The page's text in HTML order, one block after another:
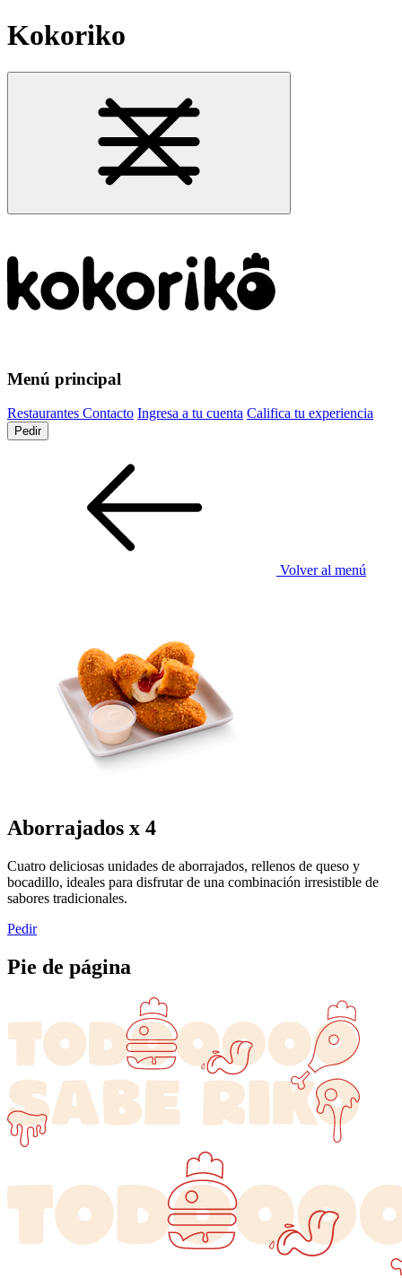
Kokoriko
Menú principal
Restaurantes Contacto Ingresa a tu cuenta Califica tu experiencia
Pedir
Volver al menú
Aborrajados x 4
Cuatro deliciosas unidades de aborrajados, rellenos de queso y
bocadillo, ideales para disfrutar de una combinación irresistible de
sabores tradicionales.
Pedir
Pie de página